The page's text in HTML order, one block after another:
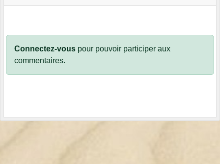
Connectez-vous pour pouvoir participer aux
commentaires.